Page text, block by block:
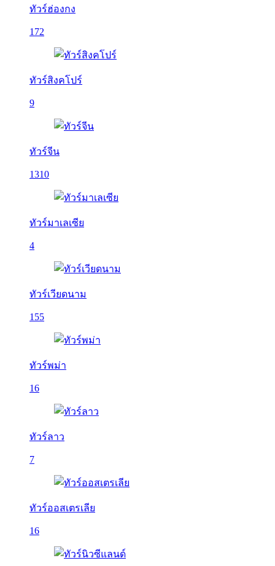
ทัวร์ฮ่องกง
172
ทัวร์สิงคโปร์
9
ทัวร์จีน
1310
ทัวร์มาเลเซีย
4
ทัวร์เวียดนาม
155
ทัวร์พม่า
16
ทัวร์ลาว
7
ทัวร์ออสเตรเลีย
16